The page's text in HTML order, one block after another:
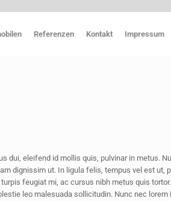
Referenzen Kontakt Impressum
dui, eleifend id mollis quis, pulvinar in metus.
dignissim ut. In ligula felis, tempus vel est
feugiat mi, ac cursus nibh metus quis
leo malesuada sollicitudin. Nunc nec